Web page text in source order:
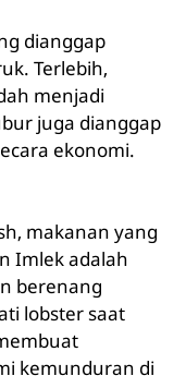
dianggap
Terlebih,
menjadi
juga dianggap
ekonomi.
makanan yang
Imlek adalah
berenang
lobster saat
kemunduran di